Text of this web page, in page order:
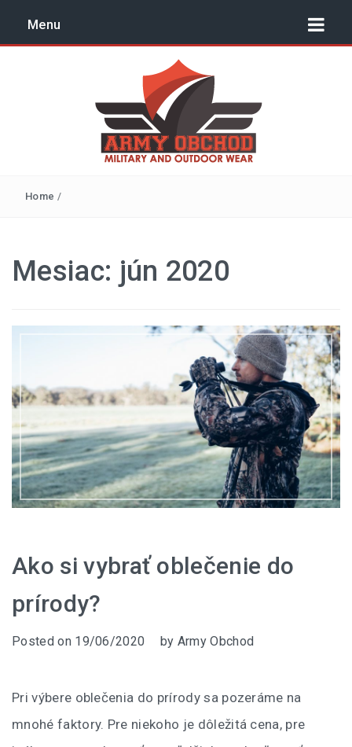
Menu
TIPY A TRIKY
Outdoor, surival, army –
Home /
Mesiac: jún 2020
Ako si vybrať oblečenie do
prírody?
Posted on 19/06/2020 by Army Obchod
Pri výbere oblečenia do prírody sa pozeráme na
mnohé faktory. Pre niekoho je dôležitá cena, pre